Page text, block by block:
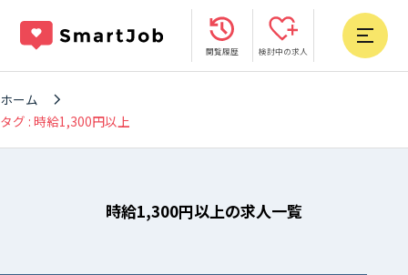
閲覧履歴 検討中の求人
ホーム
タグ : 時給1,300円以上
時給1,300円以上の求人一覧